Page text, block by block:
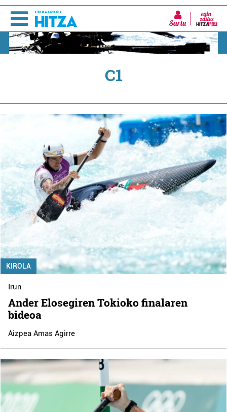
Sartu
C1
KIROLA
Irun
Ander Elosegiren Tokioko finalaren
bideoa
Aizpea Amas Agirre